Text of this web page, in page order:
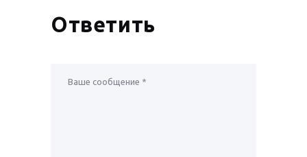
Ответить